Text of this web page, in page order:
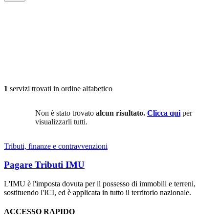
1 servizi trovati in ordine alfabetico
Non è stato trovato alcun risultato. Clicca qui per
visualizzarli tutti.
Tributi, finanze e contravvenzioni
Pagare Tributi IMU
L'IMU è l'imposta dovuta per il possesso di immobili e terreni,
sostituendo l'ICI, ed è applicata in tutto il territorio nazionale.
ACCESSO RAPIDO